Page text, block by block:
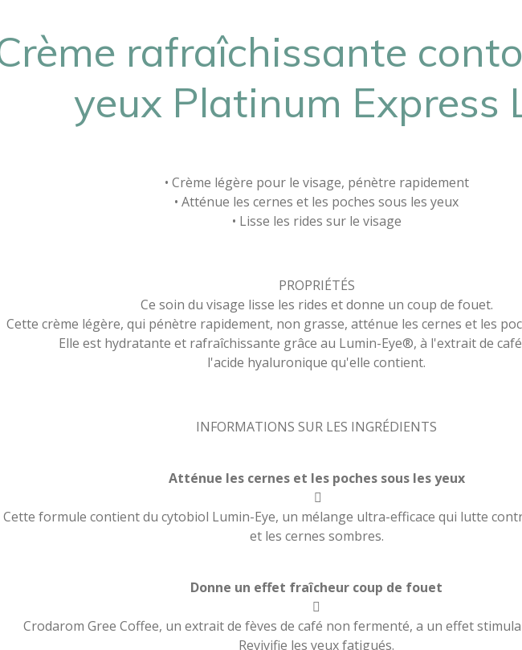
rafraîchissante
yeux Platinum Express
• Crème légère pour le visage, pénètre rapidement
• Atténue les cernes et les poches sous les yeux
• Lisse les rides sur le visage
PROPRIÉTÉS
Ce soin du visage lisse les rides et donne un coup de fouet.
Cette crème légère, qui pénètre rapidement, non grasse, atténue les cernes et les
Elle est hydratante et rafraîchissante grâce au Lumin-Eye®, à l'extrait de
l'acide hyaluronique qu'elle contient.
INFORMATIONS SUR LES INGRÉDIENTS
Atténue les cernes et les poches sous les yeux

Cette formule contient du cytobiol Lumin-Eye, un mélange ultra-efficace qui lutte
et les cernes sombres.
Donne un effet fraîcheur coup de fouet

Crodarom Gree Coffee, un extrait de fèves de café non fermenté, a un effet
Revivifie les yeux fatigués.